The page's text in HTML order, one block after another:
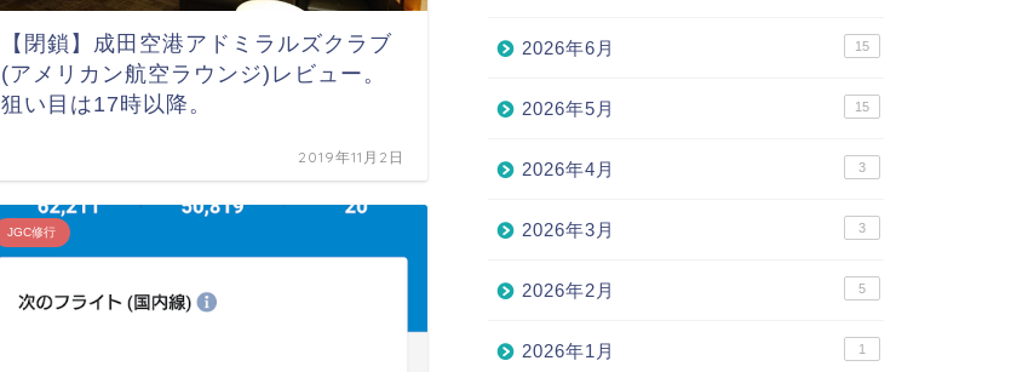
【閉鎖】成田空港アドミラルズクラブ
(アメリカン航空ラウンジ)レビュー。
狙い目は17時以降。
2019年11月2日
JGC修行
2026年6月 15
2026年5月 15
2026年4月 3
2026年3月 3
2026年2月 5
2026年1月 1